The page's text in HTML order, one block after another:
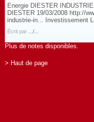
Energie DIESTER
DIESTER 19/03/2008 http://
industrie-in... Investissement
Écrit par .../...
Plus de notes disponibles.
> Haut de page